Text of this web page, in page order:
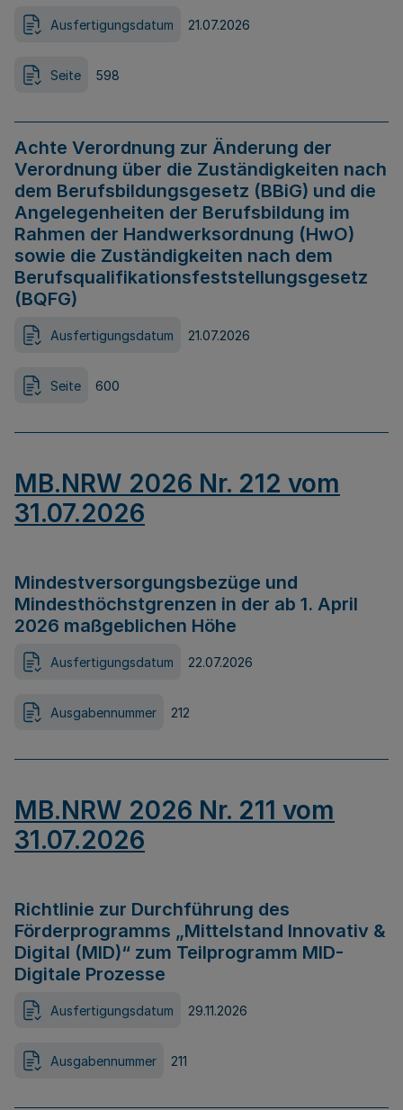
Ausfertigungsdatum 21.07.2026
Seite 598
Achte Verordnung zur Änderung der
Verordnung über die Zuständigkeiten nach
dem Berufsbildungsgesetz (BBiG) und die
Angelegenheiten der Berufsbildung im
Rahmen der Handwerksordnung (HwO)
sowie die Zuständigkeiten nach dem
Berufsqualifikationsfeststellungsgesetz
(BQFG)
Ausfertigungsdatum 21.07.2026
Seite 600
MB.NRW 2026 Nr. 212 vom
31.07.2026
Mindestversorgungsbezüge und
Mindesthöchstgrenzen in der ab 1. April
2026 maßgeblichen Höhe
Ausfertigungsdatum 22.07.2026
Ausgabennummer 212
MB.NRW 2026 Nr. 211 vom
31.07.2026
Richtlinie zur Durchführung des
Förderprogramms „Mittelstand Innovativ &
Digital (MID)“ zum Teilprogramm MID-
Digitale Prozesse
Ausfertigungsdatum 29.11.2026
Ausgabennummer 211